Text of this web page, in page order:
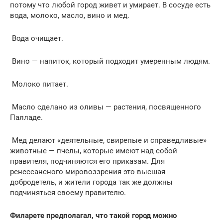
потому что любой город живет и умирает. В сосуде есть
вода, молоко, масло, вино и мед.
️ Вода очищает.
️ Вино — напиток, который подходит умеренным людям.
️ Молоко питает.
️ Масло сделано из оливы — растения, посвященного
Палладе.
️ Мед делают «деятельные, свирепые и справедливые»
животные — пчелы, которые имеют над собой
правителя, подчиняются его приказам. Для
ренессансного мировоззрения это высшая
добродетель, и жители города так же должны
подчиняться своему правителю.
Филарете предполагал, что такой город можно